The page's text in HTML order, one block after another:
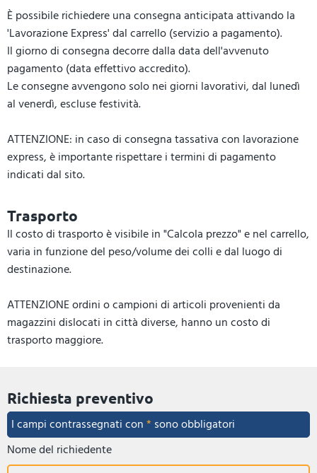
È possibile richiedere una consegna anticipata attivando la
'Lavorazione Express' dal carrello (servizio a pagamento).
Il giorno di consegna decorre dalla data dell'avvenuto
pagamento (data effettivo accredito).
Le consegne avvengono solo nei giorni lavorativi, dal lunedì
al venerdì, escluse festività.
ATTENZIONE: in caso di consegna tassativa con lavorazione
express, è importante rispettare i termini di pagamento
indicati dal sito.
Trasporto
Il costo di trasporto è visibile in "Calcola prezzo" e nel carrello,
varia in funzione del peso/volume dei colli e dal luogo di
destinazione.
ATTENZIONE ordini o campioni di articoli provenienti da
magazzini dislocati in città diverse, hanno un costo di
trasporto maggiore.
Richiesta preventivo
I campi contrassegnati con* sono obbligatori
Nome del richiedente